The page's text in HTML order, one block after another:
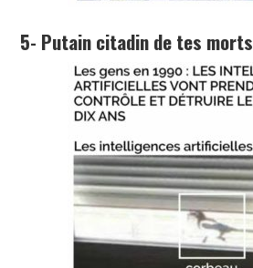
5- Putain citadin de tes morts